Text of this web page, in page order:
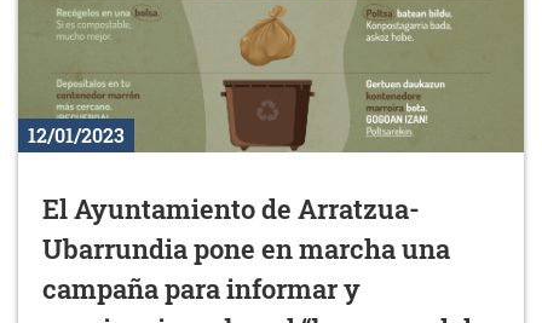
12/01/2023
El Ayuntamiento de Arratzua-
Ubarrundia pone en marcha una
campaña para informar y